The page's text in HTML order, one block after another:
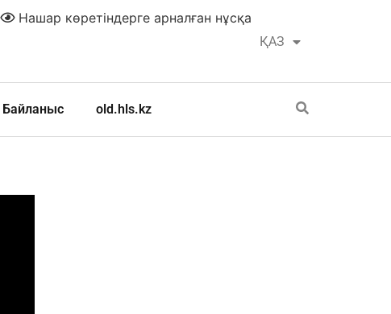
ҚАЗ
РУС
Нашар көретіндерге арналған нұсқа
Байланыс old.hls.kz